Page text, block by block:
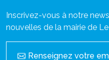
Inscrivez-vous à notre
nouvelles de la mairie de
Renseignez votre